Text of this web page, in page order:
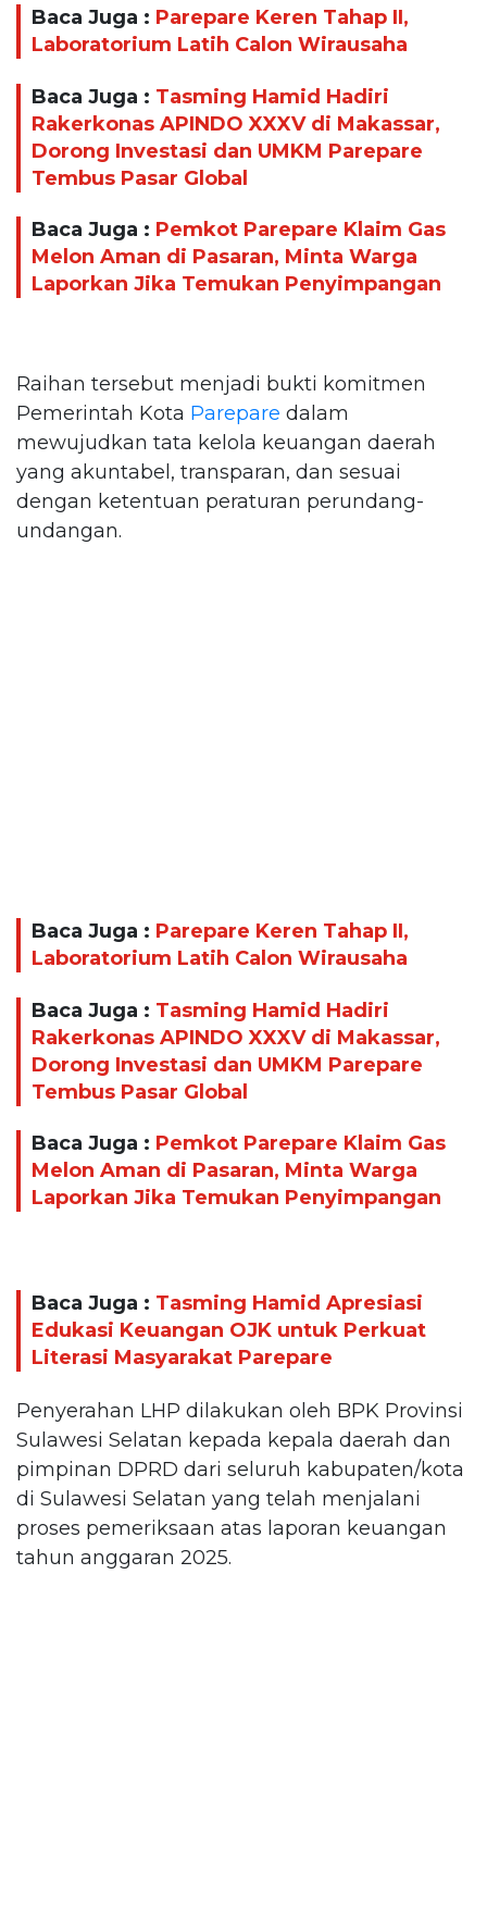
Baca Juga : Parepare Keren Tahap II,
Laboratorium Latih Calon Wirausaha
Baca Juga : Tasming Hamid Hadiri
Rakerkonas APINDO XXXV di Makassar,
Dorong Investasi dan UMKM Parepare
Tembus Pasar Global
Baca Juga : Pemkot Parepare Klaim Gas
Melon Aman di Pasaran, Minta Warga
Laporkan Jika Temukan Penyimpangan
Raihan tersebut menjadi bukti komitmen
Pemerintah Kota Parepare dalam
mewujudkan tata kelola keuangan daerah
yang akuntabel, transparan, dan sesuai
dengan ketentuan peraturan perundang-
undangan.
Baca Juga : Parepare Keren Tahap II,
Laboratorium Latih Calon Wirausaha
Baca Juga : Tasming Hamid Hadiri
Rakerkonas APINDO XXXV di Makassar,
Dorong Investasi dan UMKM Parepare
Tembus Pasar Global
Baca Juga : Pemkot Parepare Klaim Gas
Melon Aman di Pasaran, Minta Warga
Laporkan Jika Temukan Penyimpangan
Baca Juga : Tasming Hamid Apresiasi
Edukasi Keuangan OJK untuk Perkuat
Literasi Masyarakat Parepare
Penyerahan LHP dilakukan oleh BPK Provinsi
Sulawesi Selatan kepada kepala daerah dan
pimpinan DPRD dari seluruh kabupaten/kota
di Sulawesi Selatan yang telah menjalani
proses pemeriksaan atas laporan keuangan
tahun anggaran 2025.